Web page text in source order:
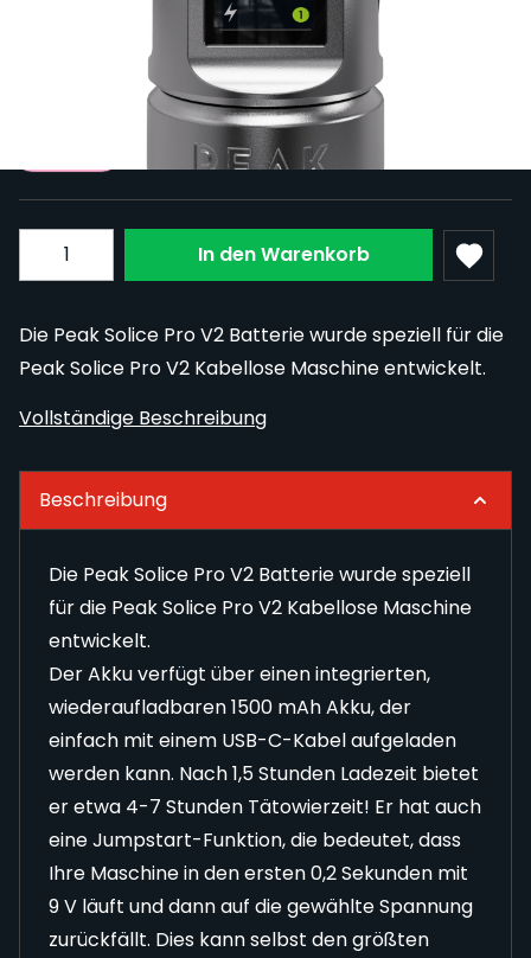
Bezahlen Sie in 4 zinsfreien Raten zu je 26,77 €
mitPayPal.
Zahlen Sie 26,77 € in 4 Raten.
Menge In den Warenkorb
Die Peak Solice Pro V2 Batterie wurde speziell für die
Peak Solice Pro V2 Kabellose Maschine entwickelt.
Vollständige Beschreibung
Beschreibung
Die Peak Solice Pro V2 Batterie wurde speziell
für die Peak Solice Pro V2 Kabellose Maschine
entwickelt.
Der Akku verfügt über einen integrierten,
wiederaufladbaren 1500 mAh Akku, der
einfach mit einem USB-C-Kabel aufgeladen
werden kann. Nach 1,5 Stunden Ladezeit bietet
er etwa 4-7 Stunden Tätowierzeit! Er hat auch
eine Jumpstart-Funktion, die bedeutet, dass
Ihre Maschine in den ersten 0,2 Sekunden mit
9 V läuft und dann auf die gewählte Spannung
zurückfällt. Dies kann selbst den größten